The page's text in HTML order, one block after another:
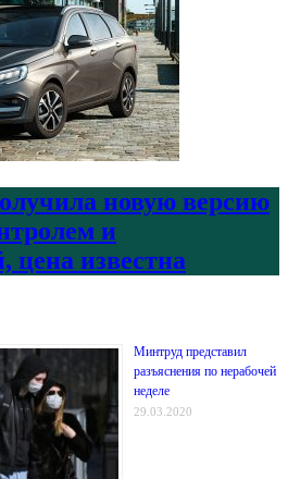
новую версию
и
цена известна
Минтруд представил
разъяснения по нерабочей
неделе
29.03.2020